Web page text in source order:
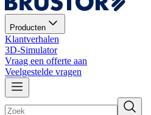
Producten
Klantverhalen
3D-Simulator
Vraag een offerte aan
Veelgestelde vragen